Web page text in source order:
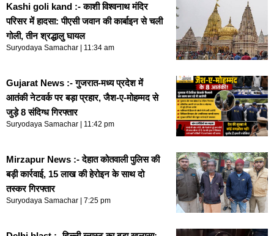
Kashi goli kand :- काशी विश्वनाथ मंदिर
परिसर में हादसा: पीएसी जवान की कार्बाइन से चली
गोली, तीन श्रद्धालु घायल
Suryodaya Samachar 11:34 am
Gujarat News :- गुजरात-मध्य प्रदेश में
आतंकी नेटवर्क पर बड़ा प्रहार, जैश-ए-मोहम्मद से
जुड़े 8 संदिग्ध गिरफ्तार
Suryodaya Samachar 11:42 pm
Mirzapur News :- देहात कोतवाली पुलिस की
बड़ी कार्रवाई, 15 लाख की हेरोइन के साथ दो
तस्कर गिरफ्तार
Suryodaya Samachar 7:25 pm